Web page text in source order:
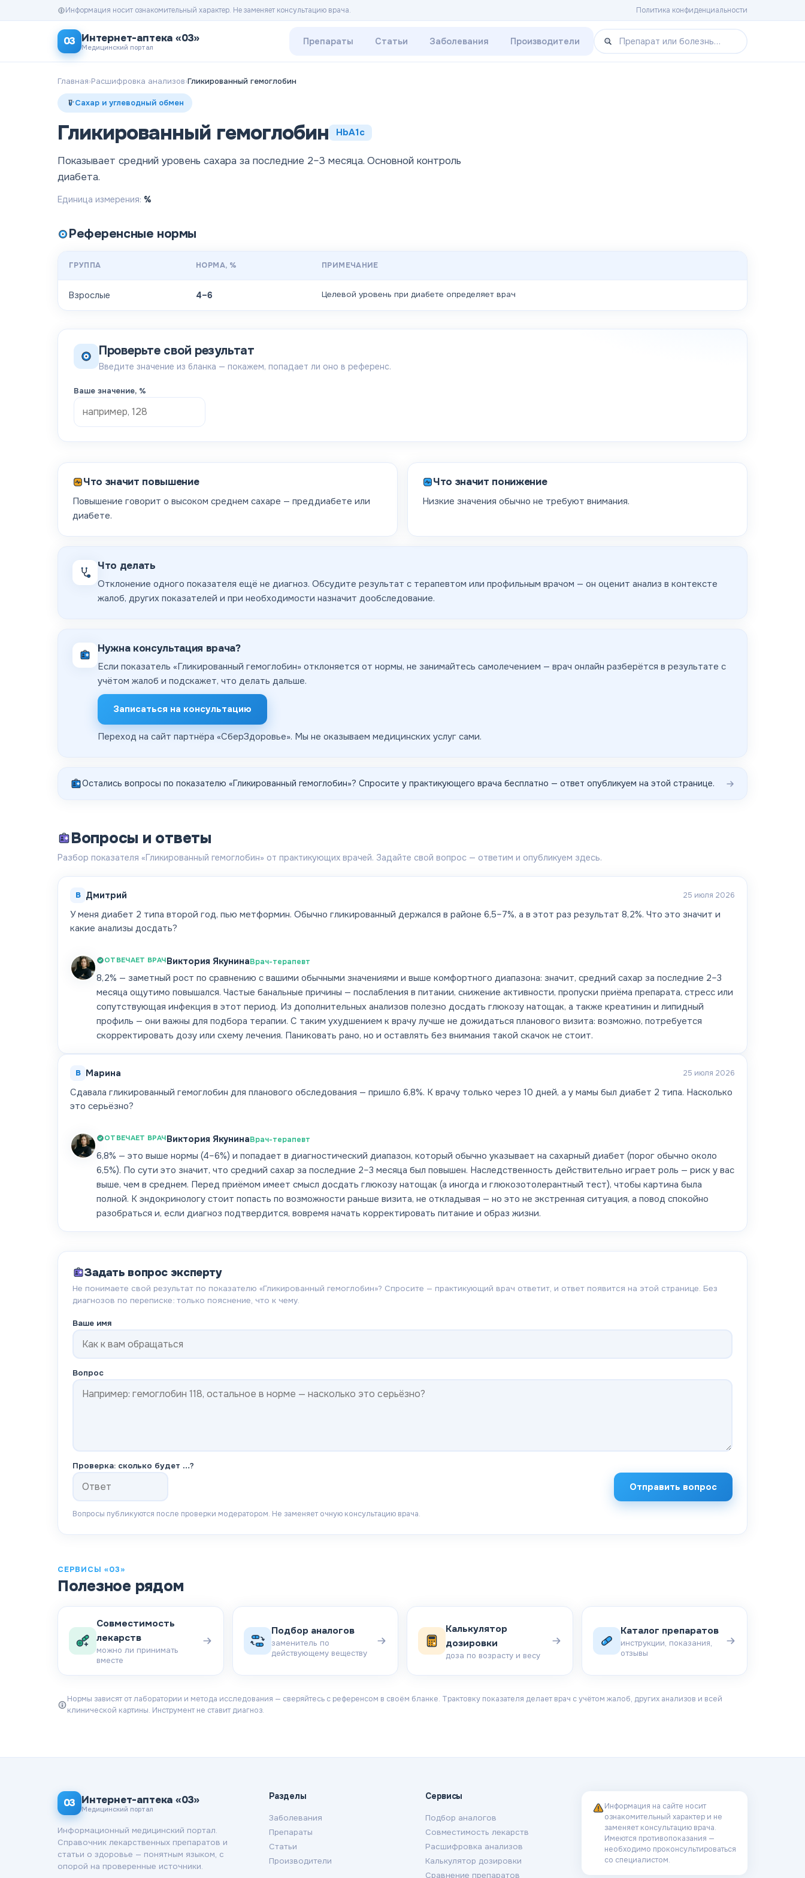
Политика конфиденциальности
Информация носит ознакомительный характер. Не заменяет консультацию врача.
03 Интернет-аптека «03»
Медицинский портал
Препараты Статьи Заболевания Производители
Главная›Расшифровка анализов›Гликированный гемоглобин
Сахар и углеводный обмен
Гликированный гемоглобин HbA1c
Показывает средний уровень сахара за последние 2–3 месяца. Основной контроль
диабета.
Единица измерения: %
Референсные нормы
ГРУППА НОРМА, % ПРИМЕЧАНИЕ
Взрослые 4–6 Целевой уровень при диабете определяет врач
Проверьте свой результат
Введите значение из бланка — покажем, попадает ли оно в референс.
Ваше значение, %
Что значит повышение
Повышение говорит о высоком среднем сахаре — преддиабете или
диабете.
Что значит понижение
Низкие значения обычно не требуют внимания.
Что делать
Отклонение одного показателя ещё не диагноз. Обсудите результат с терапевтом или профильным врачом — он оценит анализ в контексте
жалоб, других показателей и при необходимости назначит дообследование.
Нужна консультация врача?
Если показатель «Гликированный гемоглобин» отклоняется от нормы, не занимайтесь самолечением — врач онлайн разберётся в результате с
учётом жалоб и подскажет, что делать дальше.
Записаться на консультацию
Переход на сайт партнёра «СберЗдоровье». Мы не оказываем медицинских услуг сами.
Остались вопросы по показателю «Гликированный гемоглобин»? Спросите у практикующего врача бесплатно — ответ опубликуем на этой странице.
Вопросы и ответы
Разбор показателя «Гликированный гемоглобин» от практикующих врачей. Задайте свой вопрос — ответим и опубликуем здесь.
В Дмитрий 25 июля 2026
У меня диабет 2 типа второй год, пью метформин. Обычно гликированный держался в районе 6,5–7%, а в этот раз результат 8,2%. Что это значит и
какие анализы досдать?
ОТВЕЧАЕТ ВРАЧВиктория ЯкунинаВрач-терапевт
8,2% — заметный рост по сравнению с вашими обычными значениями и выше комфортного диапазона: значит, средний сахар за последние 2–3
месяца ощутимо повышался. Частые банальные причины — послабления в питании, снижение активности, пропуски приёма препарата, стресс или
сопутствующая инфекция в этот период. Из дополнительных анализов полезно досдать глюкозу натощак, а также креатинин и липидный
профиль — они важны для подбора терапии. С таким ухудшением к врачу лучше не дожидаться планового визита: возможно, потребуется
скорректировать дозу или схему лечения. Паниковать рано, но и оставлять без внимания такой скачок не стоит.
В Марина 25 июля 2026
Сдавала гликированный гемоглобин для планового обследования — пришло 6,8%. К врачу только через 10 дней, а у мамы был диабет 2 типа. Насколько
это серьёзно?
ОТВЕЧАЕТ ВРАЧВиктория ЯкунинаВрач-терапевт
6,8% — это выше нормы (4–6%) и попадает в диагностический диапазон, который обычно указывает на сахарный диабет (порог обычно около
6,5%). По сути это значит, что средний сахар за последние 2–3 месяца был повышен. Наследственность действительно играет роль — риск у вас
выше, чем в среднем. Перед приёмом имеет смысл досдать глюкозу натощак (а иногда и глюкозотолерантный тест), чтобы картина была
полной. К эндокринологу стоит попасть по возможности раньше визита, не откладывая — но это не экстренная ситуация, а повод спокойно
разобраться и, если диагноз подтвердится, вовремя начать корректировать питание и образ жизни.
Задать вопрос эксперту
Не понимаете свой результат по показателю «Гликированный гемоглобин»? Спросите — практикующий врач ответит, и ответ появится на этой странице. Без
диагнозов по переписке: только пояснение, что к чему.
Ваше имя
Вопрос
Проверка: сколько будет …?
Отправить вопрос
Вопросы публикуются после проверки модератором. Не заменяет очную консультацию врача.
СЕРВИСЫ «03»
Полезное рядом
Совместимость
лекарств
можно ли принимать
вместе
Подбор аналогов
заменитель по
действующему веществу
Калькулятор
дозировки
доза по возрасту и весу
Каталог препаратов
инструкции, показания,
отзывы
Нормы зависят от лаборатории и метода исследования — сверяйтесь с референсом в своём бланке. Трактовку показателя делает врач с учётом жалоб, других анализов и всей
клинической картины. Инструмент не ставит диагноз.
03 Интернет-аптека «03»
Медицинский портал
Информационный медицинский портал.
Справочник лекарственных препаратов и
статьи о здоровье — понятным языком, с
опорой на проверенные источники.
Разделы
Заболевания
Препараты
Статьи
Производители
Сервисы
Подбор аналогов
Совместимость лекарств
Расшифровка анализов
Калькулятор дозировки
Сравнение препаратов
Информация на сайте носит
ознакомительный характер и не
заменяет консультацию врача.
Имеются противопоказания —
необходимо проконсультироваться
со специалистом.